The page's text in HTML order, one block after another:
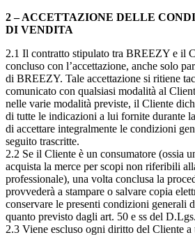
2 – ACCETTAZIONE DELLE
DI VENDITA
2.1 Il contratto stipulato tra BREEZY e il
concluso con l’accettazione, anche solo
di BREEZY. Tale accettazione si ritiene
comunicato con qualsiasi modalità al
nelle varie modalità previste, il Cliente
di tutte le indicazioni a lui fornite durante
di accettare integralmente le condizioni
seguito trascritte.
2.2 Se il Cliente è un consumatore (ossia
acquista la merce per scopi non riferibili
professionale), una volta conclusa la
provvederà a stampare o salvare copia
conservare le presenti condizioni generali
quanto previsto dagli art. 50 e ss del
2.3 Viene escluso ogni diritto del Cliente